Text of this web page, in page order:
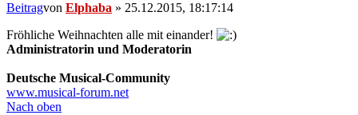
Beitragvon Elphaba » 25.12.2015, 18:17:14
Fröhliche Weihnachten alle mit einander!
Administratorin und Moderatorin
Deutsche Musical-Community
www.musical-forum.net
Nach oben